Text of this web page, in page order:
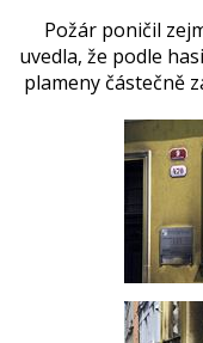
Požár poničil
uvedla, že podle
plameny částečně